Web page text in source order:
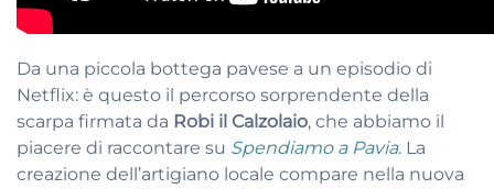
Da una piccola bottega pavese a un episodio di
Netflix: è questo il percorso sorprendente della
scarpa firmata da Robi il Calzolaio, che abbiamo il
piacere di raccontare su Spendiamo a Pavia. La
creazione dell’artigiano locale compare nella nuova